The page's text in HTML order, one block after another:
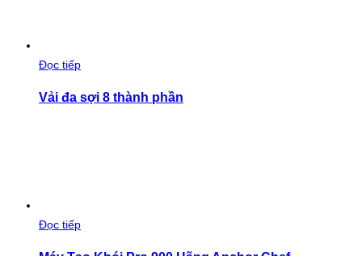
Đọc tiếp
Vải đa sợi 8 thành phần
Đọc tiếp